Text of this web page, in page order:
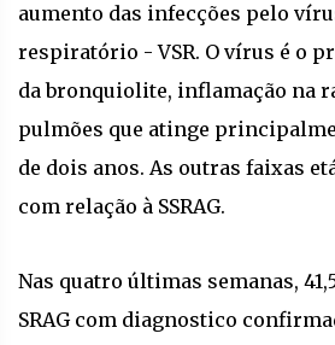
aumento das infecções pelo
respiratório - VSR. O vírus é o
da bronquiolite, inflamação na
pulmões que atinge
de dois anos. As outras faixas
com relação à SSRAG.
Nas quatro últimas semanas,
SRAG com diagnostico